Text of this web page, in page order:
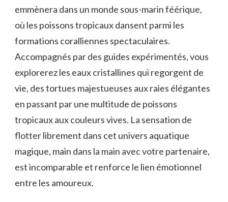
emmènera dans un monde sous-marin féérique,
où les poissons tropicaux dansent parmi les
formations coralliennes spectaculaires.
Accompagnés par des guides expérimentés, vous
explorerez les eaux cristallines qui regorgent de
vie, des tortues majestueuses aux raies élégantes
en passant par une multitude de poissons
tropicaux aux couleurs vives. La sensation de
flotter librement dans cet univers aquatique
magique, main dans la main avec votre partenaire,
est incomparable et renforce le lien émotionnel
entre les amoureux.